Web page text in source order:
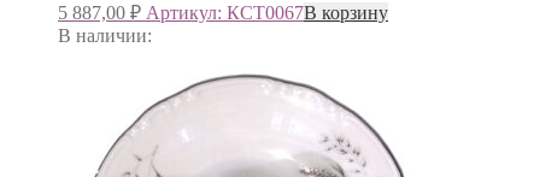
5 887,00 ₽ Артикул: КСТ0067В корзину
В наличии: